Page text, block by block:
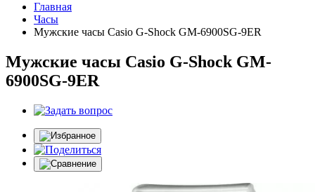
Главная
Часы
Мужские часы Casio G-Shock GM-6900SG-9ER
Мужские часы Casio G-Shock GM-
6900SG-9ER